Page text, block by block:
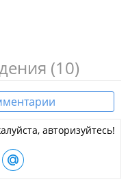
(10)
авторизуйтесь!